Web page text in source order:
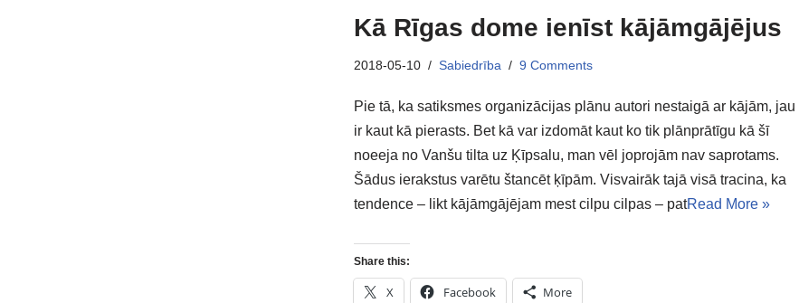
Kā Rīgas dome ienīst kājāmgājējus
2018-05-10 Sabiedrība 9 Comments
Pie tā, ka satiksmes organizācijas plānu autori nestaigā ar kājām, jau
ir kaut kā pierasts. Bet kā var izdomāt kaut ko tik plānprātīgu kā šī
noeeja no Vanšu tilta uz Ķīpsalu, man vēl joprojām nav saprotams.
Šādus ierakstus varētu štancēt ķīpām. Visvairāk tajā visā tracina, ka
tendence – likt kājāmgājējam mest cilpu cilpas – patRead More »
Share this:
X Facebook More